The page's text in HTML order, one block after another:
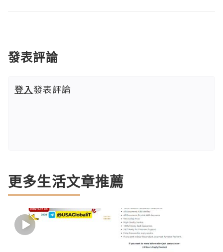
發表評論
登入發表評論
更多生活文章推薦